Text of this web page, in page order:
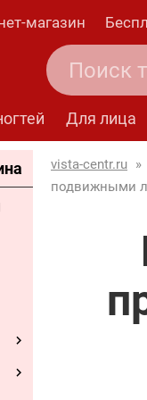
магазин
Для лица
vista-centr.ru »
подвижными